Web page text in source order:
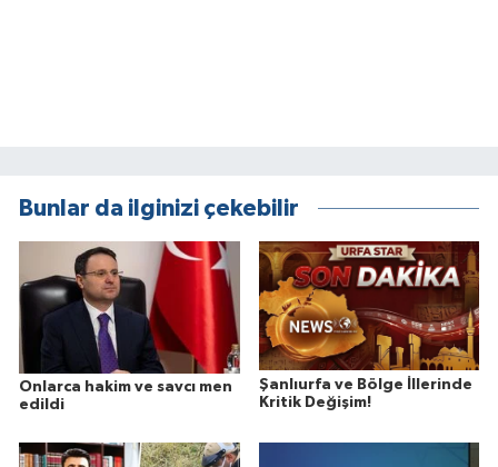
Bunlar da ilginizi çekebilir
Onlarca hakim ve savcı men
edildi
Şanlıurfa ve Bölge İllerinde
Kritik Değişim!